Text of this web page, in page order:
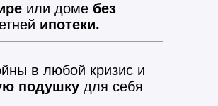
или доме без
ипотеки.
в любой кризис и
подушку для себя